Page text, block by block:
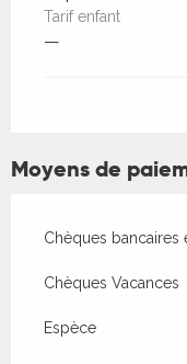
Tarif enfant
—
Moyens de
Chèques bancaires
Chèques Vacances
Espèce